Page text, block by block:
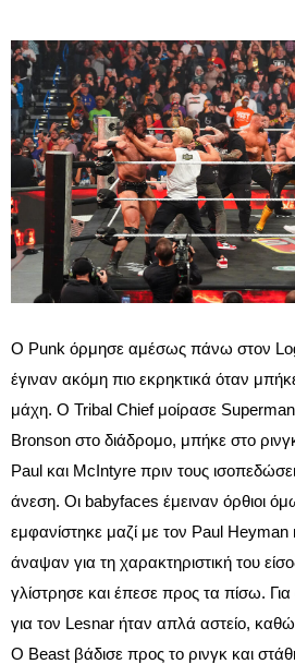
Ο Punk όρμησε αμέσως πάνω στον
έγιναν ακόμη πιο εκρηκτικά όταν
μάχη. Ο Tribal Chief μοίρασε
Bronson στο διάδρομο, μπήκε στο
Paul και McIntyre πριν τους ισοπεδώσει
άνεση. Οι babyfaces έμειναν όρθιοι
εμφανίστηκε μαζί με τον Paul Heyman
άναψαν για τη χαρακτηριστική του
γλίστρησε και έπεσε προς τα πίσω.
για τον Lesnar ήταν απλά αστείο,
Ο Beast βάδισε προς το ρινγκ και